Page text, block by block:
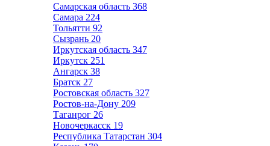
Самарская область 368
Самара 224
Тольятти 92
Сызрань 20
Иркутская область 347
Иркутск 251
Ангарск 38
Братск 27
Ростовская область 327
Ростов-на-Дону 209
Таганрог 26
Новочеркасск 19
Республика Татарстан 304